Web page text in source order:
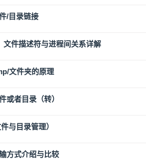
/目录链接
件描述符与进程间关系详解
文件夹的原理
或者目录（转）
与目录管理）
方式介绍与比较